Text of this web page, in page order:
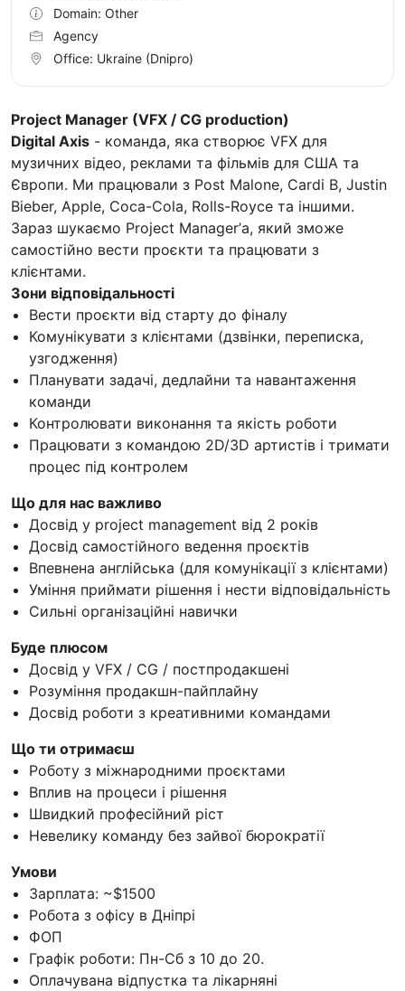
Project Manager (VFX / CG production)
Digital Axis - команда, яка створює VFX для
музичних відео, реклами та фільмів для США та
Європи. Ми працювали з Post Malone, Cardi B, Justin
Bieber, Apple, Coca-Cola, Rolls-Royce та іншими.
Зараз шукаємо Project Manager’а, який зможе
самостійно вести проєкти та працювати з
клієнтами.
Зони відповідальності
Вести проєкти від старту до фіналу
Комунікувати з клієнтами (дзвінки, переписка,
узгодження)
Планувати задачі, дедлайни та навантаження
команди
Контролювати виконання та якість роботи
Працювати з командою 2D/3D артистів і тримати
процес під контролем
Що для нас важливо
Досвід у project management від 2 років
Досвід самостійного ведення проєктів
Впевнена англійська (для комунікації з клієнтами)
Уміння приймати рішення і нести відповідальність
Сильні організаційні навички
Буде плюсом
Досвід у VFX / CG / постпродакшені
Розуміння продакшн-пайплайну
Досвід роботи з креативними командами
Що ти отримаєш
Роботу з міжнародними проєктами
Вплив на процеси і рішення
Швидкий професійний ріст
Невелику команду без зайвої бюрократії
Умови
Зарплата: ~$1500
Робота з офісу в Дніпрі
ФОП
Графік роботи: Пн-Сб з 10 до 20.
Оплачувана відпустка та лікарняні
Domain: Other
Agency
Office: Ukraine (Dnipro)